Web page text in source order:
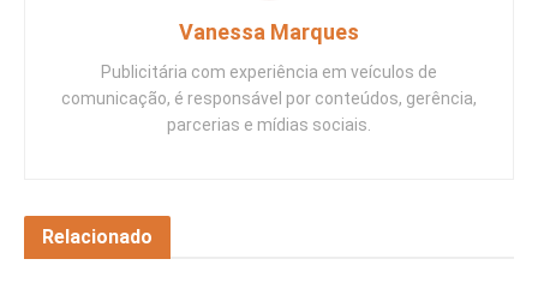
Vanessa Marques
Publicitária com experiência em veículos de
comunicação, é responsável por conteúdos, gerência,
parcerias e mídias sociais.
Relacionado